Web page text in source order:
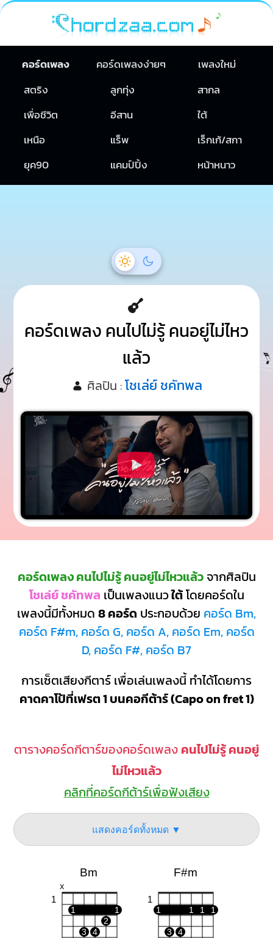
คอร์ดเพลง คอร์ดเพลงง่ายๆ
เพลงใหม่
สตริง
ลูกทุ่ง
สากล
เพื่อชีวิต
อีสาน
ใต้
เหนือ
แร็พ
เร็กเก้/สกา
ยุค90
แคมป์ปิ้ง หน้าหนาว
คอร์ดเพลง คนไปไม่รู้ คนอยู่ไม่ไหว
แล้ว
ศิลปิน :โชเล่ย์ ชคัทพล
คอร์ดเพลง คนไปไม่รู้ คนอยู่ไม่ไหวแล้วจากศิลปิน
โชเล่ย์ ชคัทพล เป็นเพลงแนวใต้โดยคอร์ดใน
เพลงนี้มีทั้งหมด 8 คอร์ด ประกอบด้วย คอร์ด Bm,
คอร์ด F#m, คอร์ด G, คอร์ด A, คอร์ด Em, คอร์ด
D, คอร์ด F#, คอร์ด B7
การเซ็ตเสียงกีตาร์ เพื่อเล่นเพลงนี้ ทำได้โดยการ
คาดคาโป้ที่เฟรต 1 บนคอกีต้าร์ (Capo on fret 1)
ตารางคอร์ดกีตาร์ของคอร์ดเพลง คนไปไม่รู้ คนอยู่
ไม่ไหวแล้ว
คลิกที่คอร์ดกีต้าร์เพื่อฟังเสียง
แสดงคอร์ดทั้งหมด ▼
Bm
X
1
1
1
2
3
4
F#m
1
1 1 1 1
3 4